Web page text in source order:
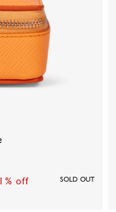
off SOLD OUT